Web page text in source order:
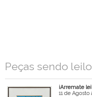
Peças sendo
iArremate
11 de Agosto